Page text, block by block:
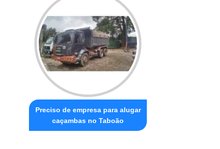
Preciso de empresa para alugar
caçambas no Taboão